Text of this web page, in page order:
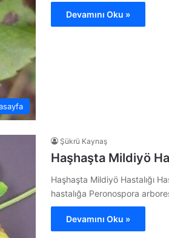
Devamını Oku »
Şükrü Kaynaş
Haşhaşta Mildiyö
Haşhaşta Mildiyö Hastalığı
hastalığa Peronospora
Devamını Oku »